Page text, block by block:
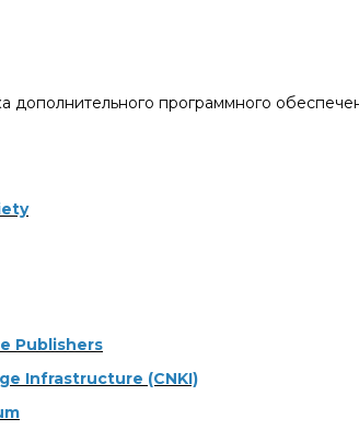
дополнительного программного
Publishers
Infrastructure (CNKI)